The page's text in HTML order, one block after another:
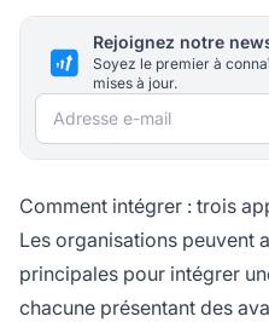
Rejoignez notre
Soyez le premier à
mises à jour.
Adresse e-mail
Comment intégrer : trois
Les organisations peuvent
principales pour intégrer
chacune présentant des